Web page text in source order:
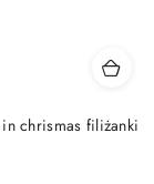
chrismas filiżanki